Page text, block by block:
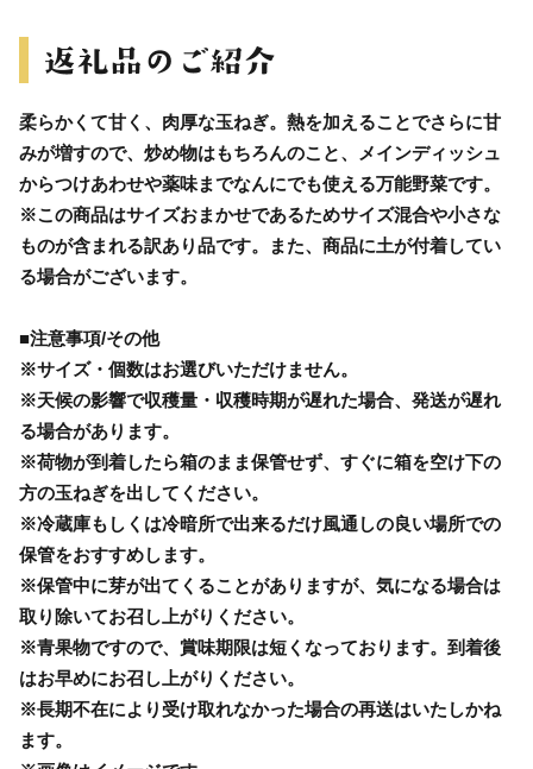
柔らかくて甘く、肉厚な玉ねぎ。熱を加えることでさらに甘
みが増すので、炒め物はもちろんのこと、メインディッシュ
からつけあわせや薬味までなんにでも使える万能野菜です。
※この商品はサイズおまかせであるためサイズ混合や小さな
ものが含まれる訳あり品です。また、商品に土が付着してい
る場合がございます。
■注意事項/その他
※サイズ・個数はお選びいただけません。
※天候の影響で収穫量・収穫時期が遅れた場合、発送が遅れ
る場合があります。
※荷物が到着したら箱のまま保管せず、すぐに箱を空け下の
方の玉ねぎを出してください。
※冷蔵庫もしくは冷暗所で出来るだけ風通しの良い場所での
保管をおすすめします。
※保管中に芽が出てくることがありますが、気になる場合は
取り除いてお召し上がりください。
※青果物ですので、賞味期限は短くなっております。到着後
はお早めにお召し上がりください。
※長期不在により受け取れなかった場合の再送はいたしかね
ます。